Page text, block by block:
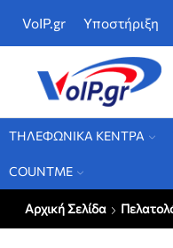
VoIP.gr Υποστήριξη
ΤΗΛΕΦΩΝΙΚΑ ΚΕΝΤΡΑ
COUNTME
Αρχική Σελίδα